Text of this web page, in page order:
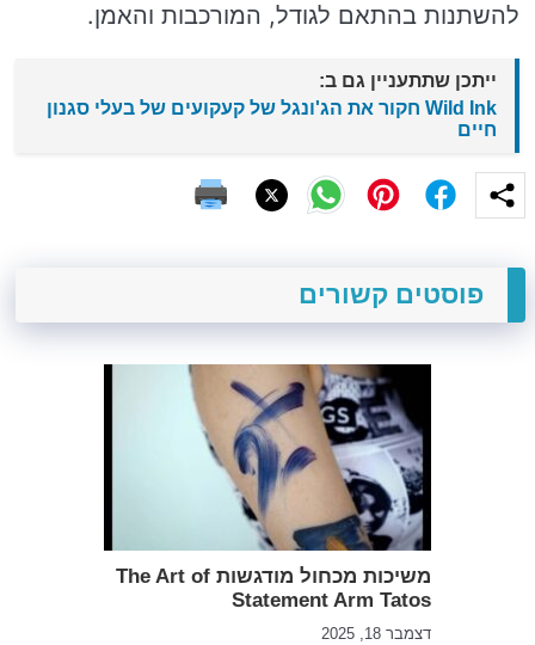
להשתנות בהתאם לגודל, המורכבות והאמן.
ייתכן שתתעניין גם ב:
Wild Ink חקור את הג'ונגל של קעקועים של בעלי סגנון
חיים
פוסטים קשורים
משיכות מכחול מודגשות The Art of
Statement Arm Tatos
דצמבר 18, 2025